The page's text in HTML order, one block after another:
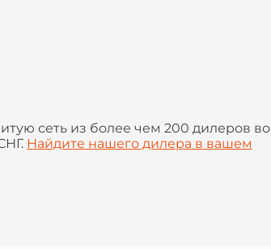
сеть из более чем 200 дилеров во
Найдите нашего дилера в вашем